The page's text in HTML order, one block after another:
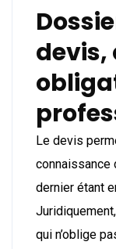
devis,
Le devis
connaissance
dernier étant
qui n’oblige